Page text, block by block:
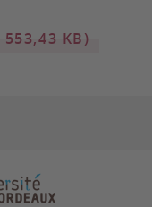
553,43 KB)